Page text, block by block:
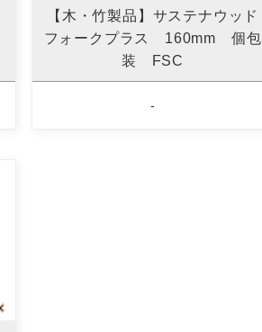
【木・竹製品】サステナウッド
フォークプラス 160mm 個包
装 FSC
-